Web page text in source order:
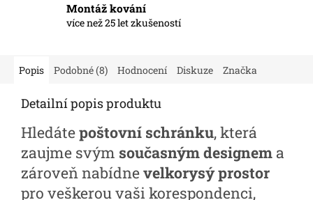
Montáž kování
více než 25 let zkušeností
Popis Podobné (8) Hodnocení Diskuze Značka
Detailní popis produktu
Hledátepoštovní schránku, která
zaujme svým současným designem a
zároveň nabídnevelkorysý prostor
pro veškerou vaši korespondenci,